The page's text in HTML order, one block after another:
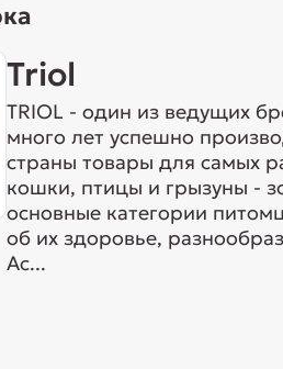
Triol
TRIOL - один из ведущих
много лет успешно
страны товары для самых
кошки, птицы и грызуны -
основные категории
об их здоровье,
Ас...